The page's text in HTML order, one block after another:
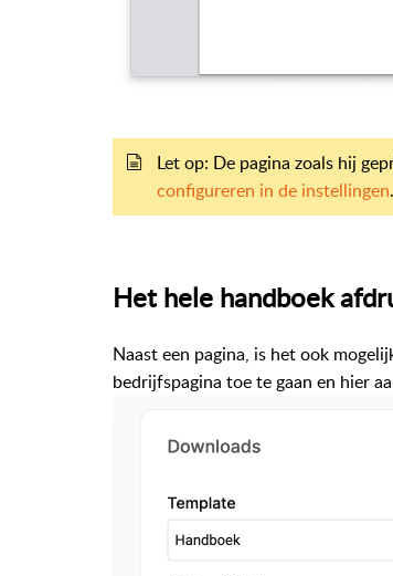
Let op: De pagina zoals hij
configureren in de instellingen.
Het hele handboek
Naast een pagina, is het ook
bedrijfspagina toe te gaan en hier